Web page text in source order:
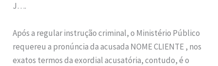
J….
Após a regular instrução criminal, o Ministério Público
requereu a pronúncia da acusada NOME CLIENTE , nos
exatos termos da exordial acusatória, contudo, é o